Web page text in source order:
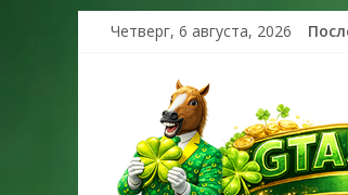
Четверг, 6 августа, 2026